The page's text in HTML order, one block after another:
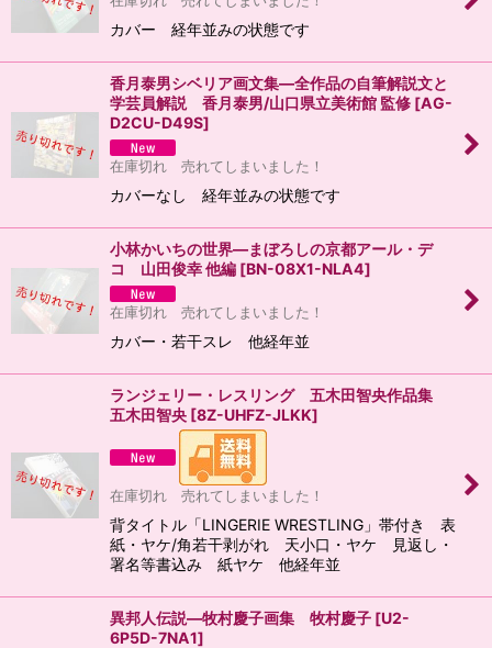
カバー 経年並みの状態です
香月泰男シベリア画文集―全作品の自筆解説文と
学芸員解説 香月泰男/山口県立美術館 監修 [AG-
D2CU-D49S]
在庫切れ 売れてしまいました！
カバーなし 経年並みの状態です
小林かいちの世界―まぼろしの京都アール・デ
コ 山田俊幸 他編 [BN-08X1-NLA4]
在庫切れ 売れてしまいました！
カバー・若干スレ 他経年並
ランジェリー・レスリング 五木田智央作品集
五木田智央 [8Z-UHFZ-JLKK]
在庫切れ 売れてしまいました！
背タイトル「LINGERIE WRESTLING」帯付き 表
紙・ヤケ/角若干剥がれ 天小口・ヤケ 見返し・
署名等書込み 紙ヤケ 他経年並
異邦人伝説―牧村慶子画集 牧村慶子 [U2-
6P5D-7NA1]